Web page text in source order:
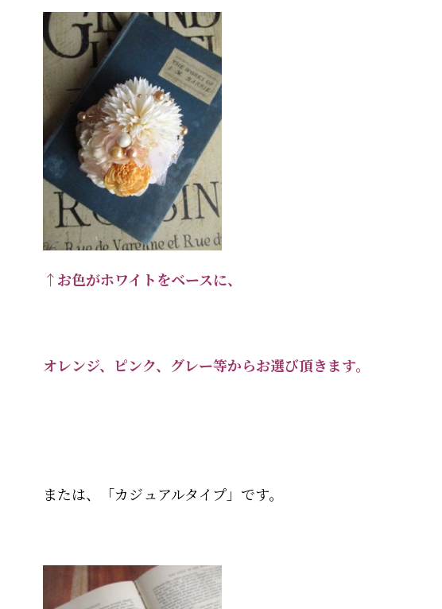
↑お色がホワイトをベースに、
オレンジ、ピンク、グレー等からお選び頂きます。
または、「カジュアルタイプ」です。